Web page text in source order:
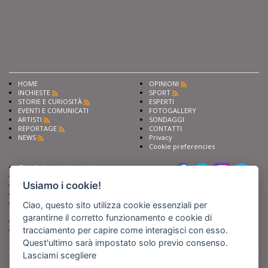
HOME
INCHIESTE
STORIE E CURIOSITÀ
EVENTI E COMUNICATI
ARTISTI
REPORTAGE
NEWS
OPINIONI
SPORT
ESPERTI
FOTOGALLERY
SONDAGGI
CONTATTI
Privacy
Cookie preferencies
Chiedi ai nostri esperti
Fai pubblicità con noi
Iscriviti al nostro corso di
giornalismo
Compra i nostri libri
Entra in Barinedita Map
Usiamo i cookie!
Ciao, questo sito utilizza cookie essenziali per
garantirne il corretto funzionamento e cookie di
tracciamento per capire come interagisci con esso.
Quest'ultimo sarà impostato solo previo consenso.
Lasciami scegliere